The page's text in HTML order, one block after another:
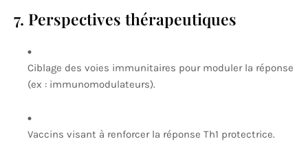
7. Perspectives thérapeutiques
Ciblage des voies immunitaires pour moduler la réponse
(ex : immunomodulateurs).
Vaccins visant à renforcer la réponse Th1 protectrice.